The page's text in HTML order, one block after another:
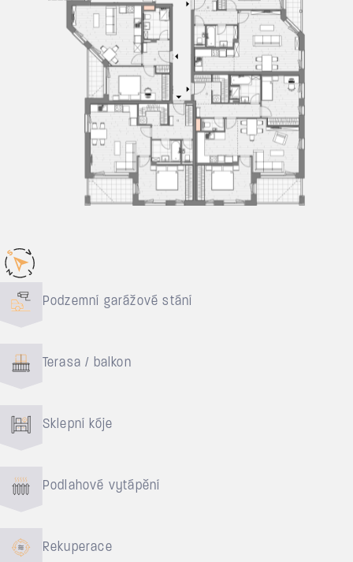
Důvody pro bydlení
Podzemní garážové stání
Terasa / balkon
Sklepní kóje
Podlahové vytápění
Rekuperace